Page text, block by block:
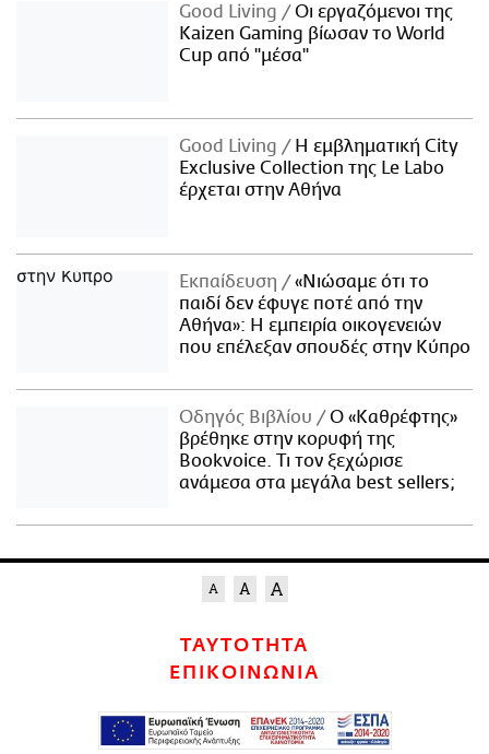
Good Living
Οι εργαζόμενοι της
Kaizen Gaming βίωσαν το World
Cup από "μέσα"
Good Living
Η εμβληματική City
Exclusive Collection της Le Labo
έρχεται στην Αθήνα
Εκπαίδευση
«Νιώσαμε ότι το
παιδί δεν έφυγε ποτέ από την
Αθήνα»: Η εμπειρία οικογενειών
που επέλεξαν σπουδές στην Κύπρο
Οδηγός Βιβλίου
Ο «Καθρέφτης»
βρέθηκε στην κορυφή της
Bookvoice. Τι τον ξεχώρισε
ανάμεσα στα μεγάλα best sellers;
ΤΑΥΤΟΤΗΤΑ
ΕΠΙΚΟΙΝΩΝΙΑ